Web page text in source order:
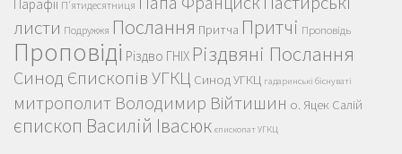
Парафії П'ятидесятниця
листи Подружжя Послання Притча Притчі Проповідь
Проповіді Різдво ГНІХ Різдвяні Послання
Синод Єпископів УГКЦ Синод УГКЦ гадаринські біснуваті
митрополит Володимир Війтишин о. Яцек Салій
єпископ Василій Івасюк єпископат УГКЦ